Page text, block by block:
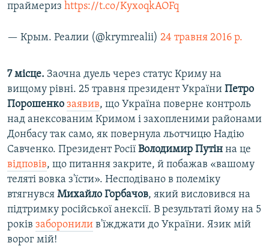
праймериз https://t.co/KyxoqkAOFq
— Крым. Реалии (@krymrealii) 24 травня 2016 р.
7 місце. Заочна дуель через статус Криму на
вищому рівні. 25 травня президент України Петро
Порошенко заявив, що Україна поверне контроль
над анексованим Кримом і захопленими районами
Донбасу так само, як повернула льотчицю Надію
Савченко. Президент Росії Володимир Путін на це
відповів, що питання закрите, й побажав «вашому
теляті вовка з'їсти». Несподівано в полеміку
втягнувся Михайло Горбачов, який висловився на
підтримку російської анексії. В результаті йому на 5
років заборонили в'їжджати до України. Язик мій
ворог мій!